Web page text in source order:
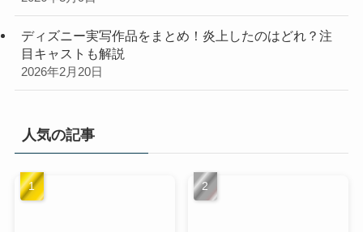
ディズニー実写作品をまとめ！炎上したのはどれ？注
目キャストも解説
2026年2月20日
人気の記事